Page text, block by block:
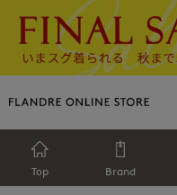
Top Brand